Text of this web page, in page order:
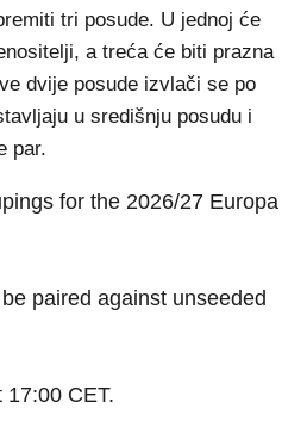
tri posude. U jednoj će
a treća će biti prazna
dvije posude izvlači se po
u središnju posudu i
par.
for the 2026/27 Europa
paired against unseeded
17:00 CET.